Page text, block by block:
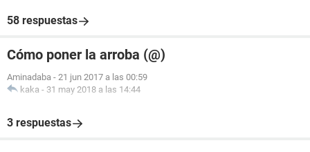
58 respuestas
Cómo poner la arroba (@)
Aminadaba - 21 jun 2017 a las 00:59
kaka - 31 may 2018 a las 14:44
3 respuestas